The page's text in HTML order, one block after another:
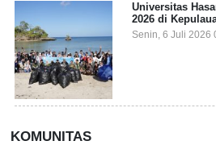
Universitas
2026 di
dari 27 Negara
Senin, 6 Juli 2026
KOMUNITAS